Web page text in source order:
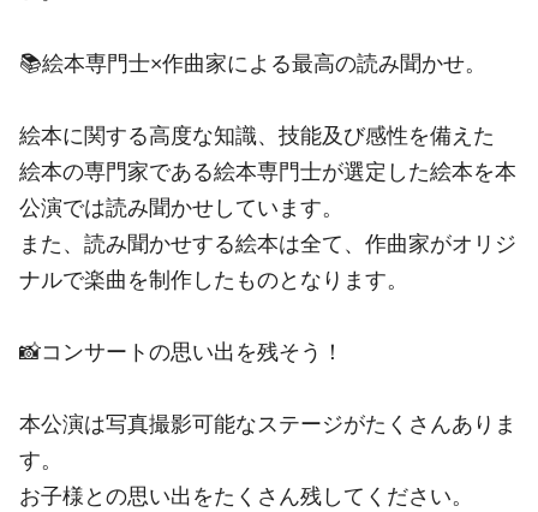
📚絵本専門士×作曲家による最高の読み聞かせ。
絵本に関する高度な知識、技能及び感性を備えた
絵本の専門家である絵本専門士が選定した絵本を本
公演では読み聞かせしています。
また、読み聞かせする絵本は全て、作曲家がオリジ
ナルで楽曲を制作したものとなります。
📸コンサートの思い出を残そう！
本公演は写真撮影可能なステージがたくさんありま
す。
お子様との思い出をたくさん残してください。